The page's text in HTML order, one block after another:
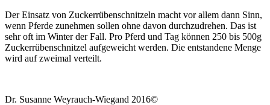
Der Einsatz von Zuckerrübenschnitzeln macht vor allem dann Sinn,
wenn Pferde zunehmen sollen ohne davon durchzudrehen. Das ist
sehr oft im Winter der Fall. Pro Pferd und Tag können 250 bis 500g
Zuckerrübenschnitzel aufgeweicht werden. Die entstandene Menge
wird auf zweimal verteilt.
Dr. Susanne Weyrauch-Wiegand 2016©